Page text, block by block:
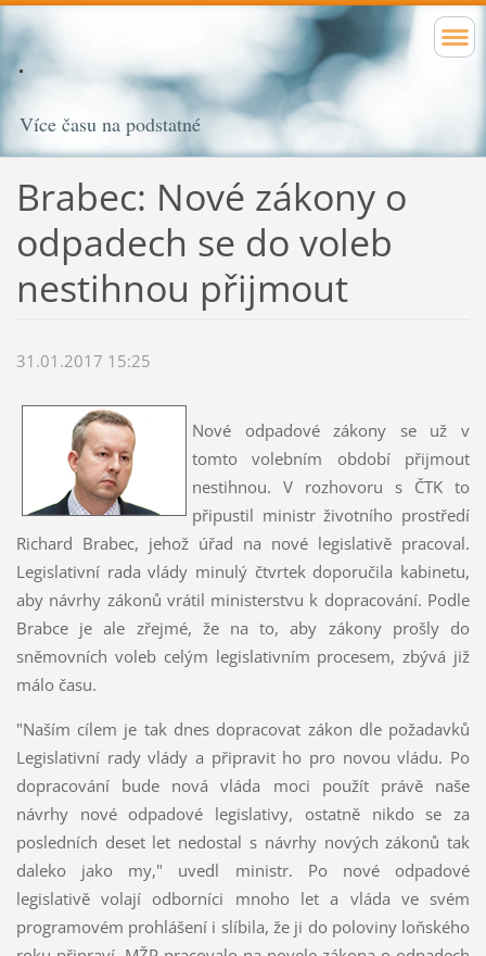
Více času na podstatné
Brabec: Nové zákony o
odpadech se do voleb
nestihnou přijmout
31.01.2017 15:25
Nové odpadové zákony se už v
tomto volebním období přijmout
nestihnou. V rozhovoru s ČTK to
připustil ministr životního prostředí
Richard Brabec, jehož úřad na nové legislativě pracoval.
Legislativní rada vlády minulý čtvrtek doporučila kabinetu,
aby návrhy zákonů vrátil ministerstvu k dopracování. Podle
Brabce je ale zřejmé, že na to, aby zákony prošly do
sněmovních voleb celým legislativním procesem, zbývá již
málo času.
"Naším cílem je tak dnes dopracovat zákon dle požadavků
Legislativní rady vlády a připravit ho pro novou vládu. Po
dopracování bude nová vláda moci použít právě naše
návrhy nové odpadové legislativy, ostatně nikdo se za
posledních deset let nedostal s návrhy nových zákonů tak
daleko jako my," uvedl ministr. Po nové odpadové
legislativě volají odborníci mnoho let a vláda ve svém
programovém prohlášení i slíbila, že ji do poloviny loňského